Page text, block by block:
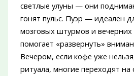
светлые улуны — они
гонят пульс. Пуэр — идеален
мозговых штурмов и вечерних
помогает «развернуть»
Вечером, если кофе уже
ритуала, многие переходят